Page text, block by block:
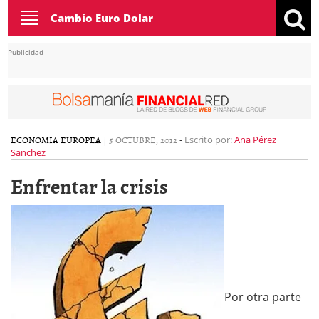
Toggle
navigation
Cambio Euro Dolar
Publicidad
ECONOMIA EUROPEA | 5 OCTUBRE, 2012- Escrito por:Ana Pérez
Sanchez
Enfrentar la crisis
Por otra parte